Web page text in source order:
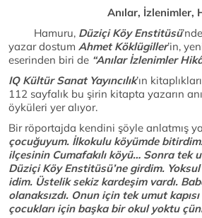
Anılar, İzlenimler,
Hamuru, Düziçi Köy Enstitüsü
yazar dostum Ahmet Köklügiller’in,
eserinden biri de “Anılar İzlenimler
IQ Kültür Sanat Yayıncılık’ın
112 sayfalık bu şirin kitapta yazarın
öyküleri yer alıyor.
Bir röportajda kendini şöyle anlatmış
çocuğuyum. İlkokulu köyümde
ilçesinin Cumafakılı köyü… Sonra tek
Düziçi Köy Enstitüsü’ne girdim.
idim. Üstelik sekiz kardeşim vardı.
olanaksızdı. Onun için tek umut
çocukları için başka bir okul yoktu